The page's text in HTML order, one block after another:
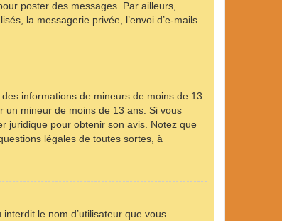
poster des messages. Par ailleurs,
la messagerie privée, l’envoi d’e-mails
informations de mineurs de moins de 13
un mineur de moins de 13 ans. Si vous
juridique pour obtenir son avis. Notez que
légales de toutes sortes, à
le nom d’utilisateur que vous